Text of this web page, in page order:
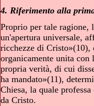
4. Riferimento alla
Proprio per tale ragione,
un'apertura universale,
ricchezze di
organicamente unita con
propria verità, di cui
ha mandato»(11),
Chiesa, la quale
da Cristo.